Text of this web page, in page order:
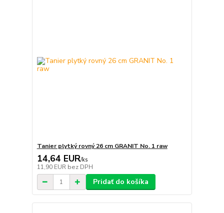
Tanier plytký rovný 26 cm GRANIT No. 1 raw
14,64 EUR/ks
11,90 EUR bez DPH
Pridať do košíka